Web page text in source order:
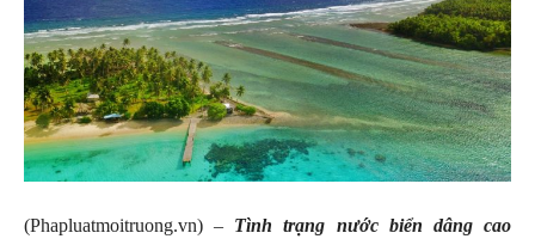
(Phapluatmoitruong.vn) – Tình trạng nước biển dâng cao